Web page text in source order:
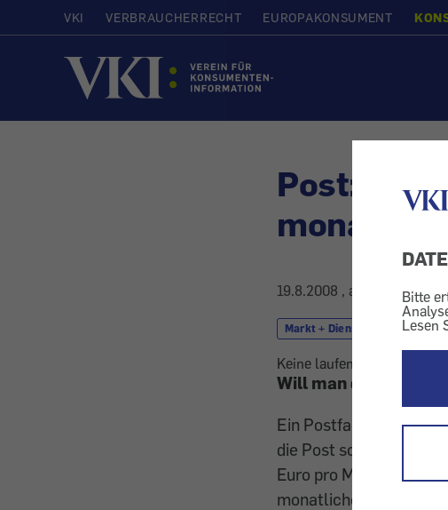
Bitte
Lesen
VKI VERBRAUCHERRECHT EUROPAKONSUMENT
Startseite
Post:
19.8.2008 , aktualisiert am
Markt + Dienstleistung
Keine laufenden Kosten in
Will man die Kunden
Ein Postfach, das der
die Post schneller
Euro pro Monat). In
monatlichen